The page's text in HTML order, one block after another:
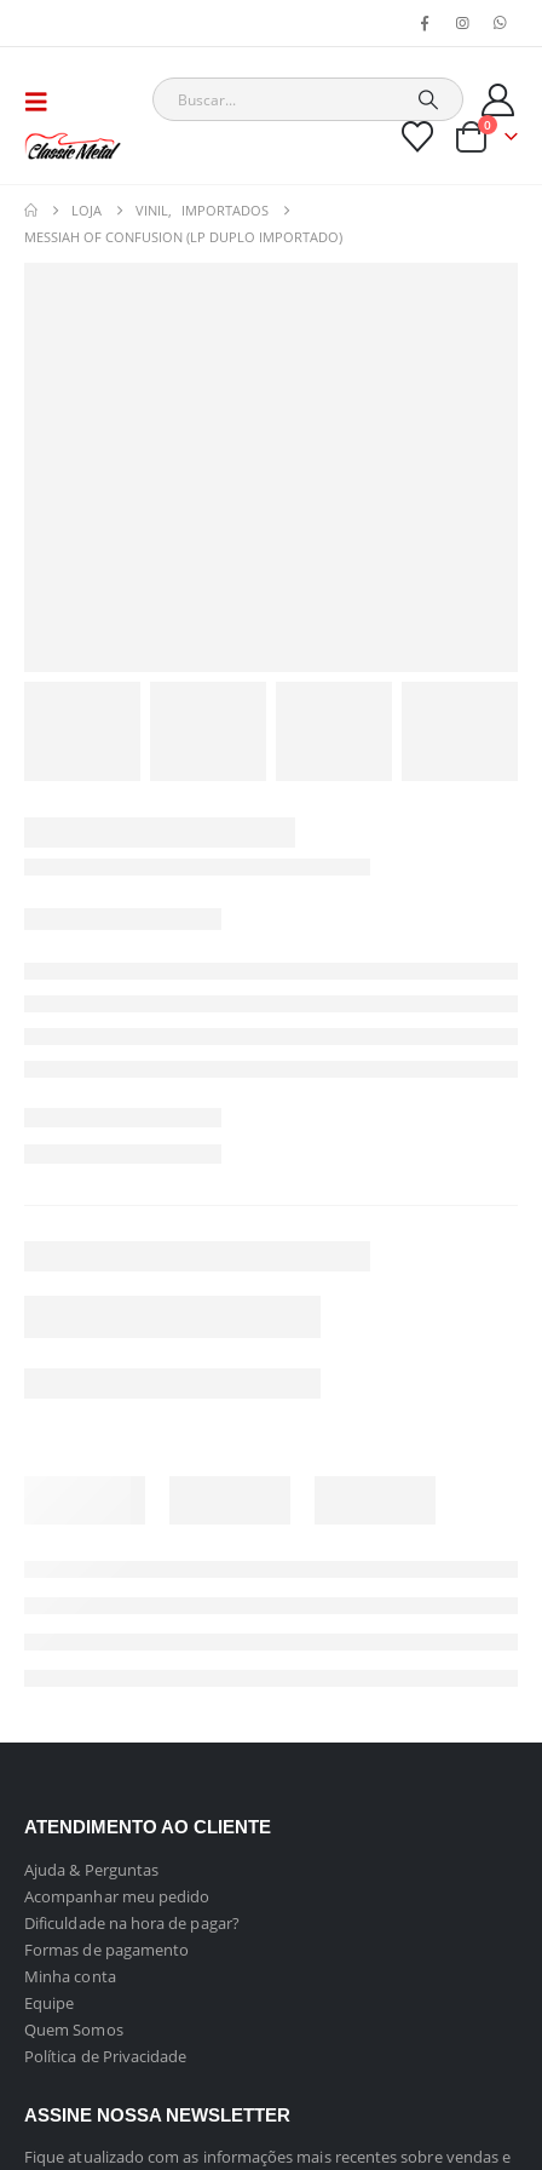
0
LOJA VINIL
IMPORTADOS
MESSIAH OF CONFUSION (LP DUPLO IMPORTADO)
ATENDIMENTO AO CLIENTE
Ajuda & Perguntas
Acompanhar meu pedido
Dificuldade na hora de pagar?
Formas de pagamento
Minha conta
Equipe
Quem Somos
Política de Privacidade
ASSINE NOSSA NEWSLETTER
Fique atualizado com as informações mais recentes sobre vendas e